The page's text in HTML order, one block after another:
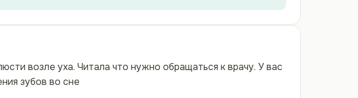
возле уха. Читала что нужно обращаться к врачу. У вас
зубов во сне